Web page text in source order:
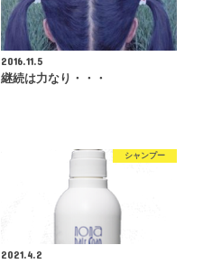
2016.11.5
継続は力なり・・・
シャンプー
2021.4.2